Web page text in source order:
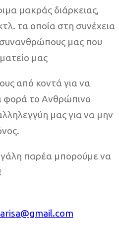
μακράς διάρκειας,
τα οποία στη συνέχεια
μας που
μας
από κοντά για να
φορά το Ανθρώπινο
μας για να μην
παρέα μπορούμε να